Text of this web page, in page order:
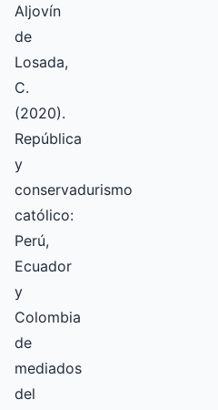
Aljovín
de
Losada,
C.
(2020).
República
y
conservadurismo
católico:
Perú,
Ecuador
y
Colombia
de
mediados
del